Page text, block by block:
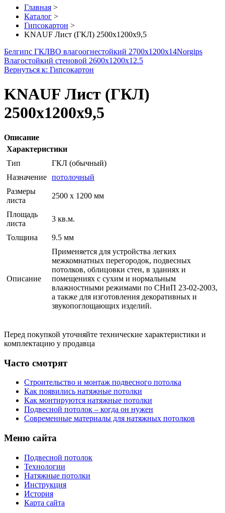
Главная >
Каталог >
Гипсокартон >
KNAUF Лист (ГКЛ) 2500x1200x9,5
Белгипс ГКЛВО влагоогнестойкий 2700х1200х14Norgips
Влагостойкий стеновой 2600x1200x12.5
Вернуться к: Гипсокартон
KNAUF Лист (ГКЛ)
2500x1200x9,5
Описание
Характеристики
Тип
ГКЛ (обычный)
Назначение потолочный
Размеры
листа
2500 x 1200 мм
Площадь
листа
3 кв.м.
Толщина 9.5 мм
Описание
Применяется для устройства легких
межкомнатных перегородок, подвесных
потолков, облицовки стен, в зданиях и
помещениях с сухим и нормальным
влажностными режимами по СНиП 23-02-2003,
а также для изготовления декоративных и
звукопоглощающих изделий.
Перед покупкой уточняйте технические характеристики и
комплектацию у продавца
Часто смотрят
Строительство и монтаж подвесного потолка
Как появились натяжные потолки
Как монтируются натяжные потолки
Подвесной потолок – когда он нужен
Современные материалы для натяжных потолков
Меню сайта
Подвесной потолок
Технологии
Натяжные потолки
Инструкция
История
Карта сайта